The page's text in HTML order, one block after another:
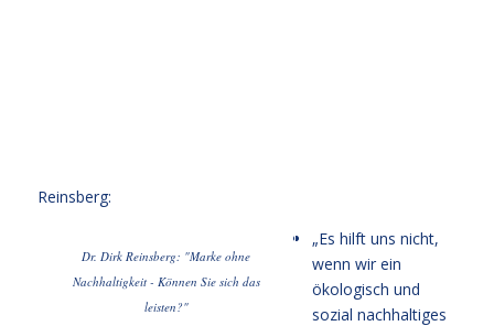
Reinsberg:
Dr. Dirk Reinsberg: "Marke ohne
Nachhaltigkeit - Können Sie sich das
leisten?"
„Es hilft uns nicht,
wenn wir ein
ökologisch und
sozial nachhaltiges